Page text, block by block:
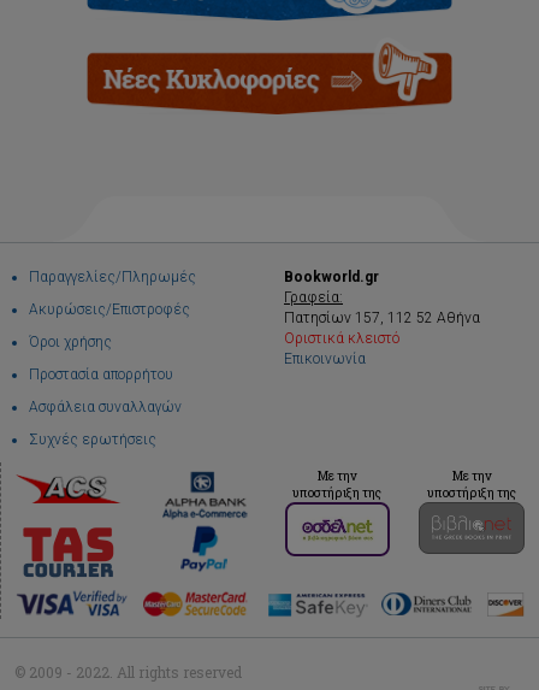
Παραγγελίες/Πληρωμές
Ακυρώσεις/Επιστροφές
Όροι χρήσης
Προστασία απορρήτου
Ασφάλεια συναλλαγών
Συχνές ερωτήσεις
Bookworld.gr
Γραφεία:
Πατησίων 157, 112 52 Αθήνα
Οριστικά κλειστό
Επικοινωνία
Με την
υποστήριξη της
Με την
υποστήριξη της
© 2009 - 2022. All rights reserved